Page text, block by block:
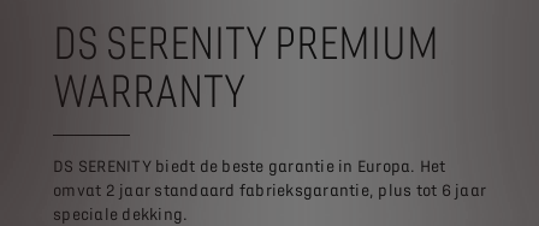
DS SERENITY PREMIUM
WARRANTY
DS SERENITY biedt de beste garantie in Europa. Het
omvat 2 jaar standaard fabrieksgarantie, plus tot 6 jaar
speciale dekking.